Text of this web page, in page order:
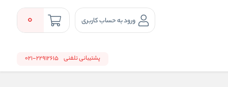
ورود به حساب کاربری 0
پشتیبانی تلفنی 22912615-021